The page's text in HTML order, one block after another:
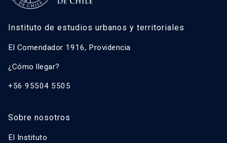
Instituto de estudios urbanos y territoriales
El Comendador 1916, Providencia
¿Cómo llegar?
+56 95504 5505
Sobre nosotros
El Instituto